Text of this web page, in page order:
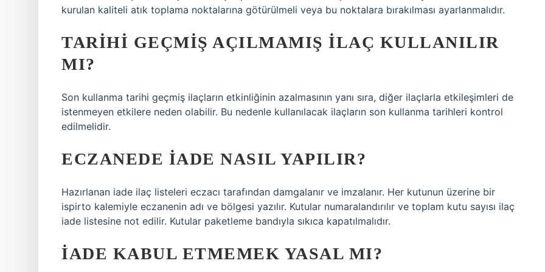
kurulan kaliteli atık toplama noktalarına götürülmeli veya bu noktalara bırakılması ayarlanmalıdır.
TARIHI GEÇMIŞ AÇILMAMIŞ ILAÇ KULLANILIR
MI?
Son kullanma tarihi geçmiş ilaçların etkinliğinin azalmasının yanı sıra, diğer ilaçlarla etkileşimleri de
istenmeyen etkilere neden olabilir. Bu nedenle kullanılacak ilaçların son kullanma tarihleri ​​kontrol
edilmelidir.
ECZANEDE IADE NASIL YAPILIR?
Hazırlanan iade ilaç listeleri eczacı tarafından damgalanır ve imzalanır. Her kutunun üzerine bir
ispirto kalemiyle eczanenin adı ve bölgesi yazılır. Kutular numaralandırılır ve toplam kutu sayısı ilaç
iade listesine not edilir. Kutular paketleme bandıyla sıkıca kapatılmalıdır.
İADE KABUL ETMEMEK YASAL MI?